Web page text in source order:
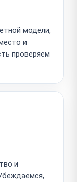
модели,
и
проверяем
и